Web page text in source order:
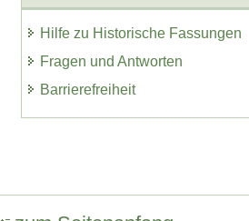
Hilfe zu Historische Fassungen
Fragen und Antworten
Barrierefreiheit